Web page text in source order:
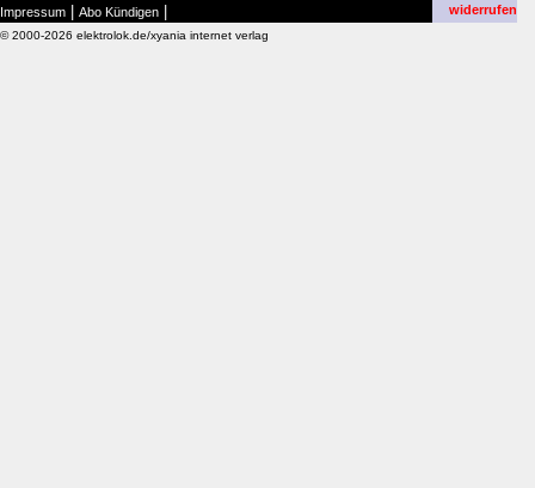
Impressum Abo Kündigen
widerrufen
© 2000-2026 elektrolok.de/xyania internet verlag